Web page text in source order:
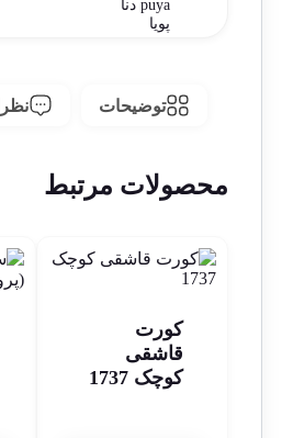
توضیحات
محصولات مرتبط
کورت
قاشقی
کوچک 1737